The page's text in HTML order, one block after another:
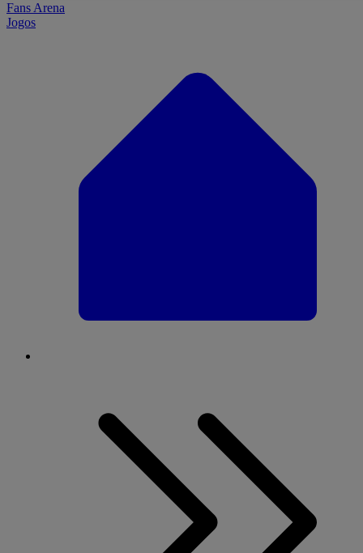
Fans Arena
Jogos